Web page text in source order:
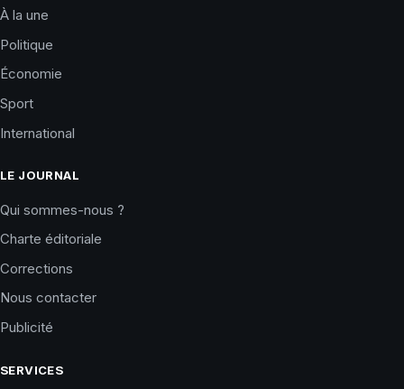
À la une
Politique
Économie
Sport
International
LE JOURNAL
Qui sommes-nous ?
Charte éditoriale
Corrections
Nous contacter
Publicité
SERVICES